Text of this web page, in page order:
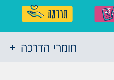
חומרי הדרכה